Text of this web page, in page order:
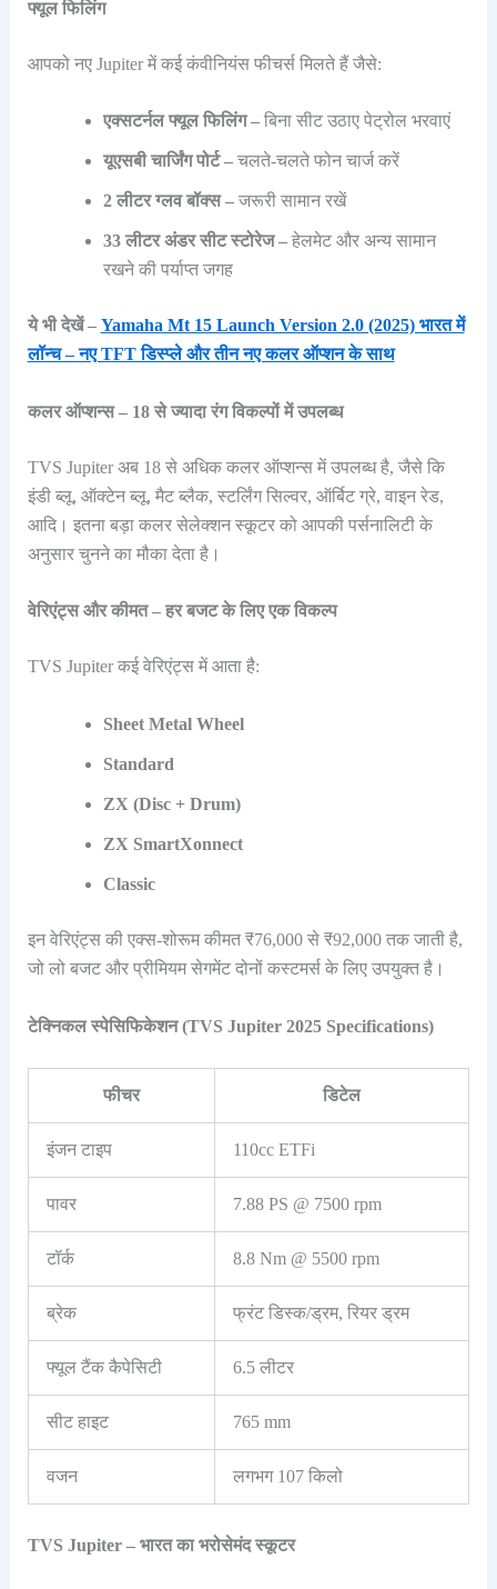
फ्यूल फिलिंग
आपको नए Jupiter में कई कंवीनियंस फीचर्स मिलते हैं जैसे:
एक्सटर्नल फ्यूल फिलिंग –बिना सीट उठाए पेट्रोल भरवाएं
यूएसबी चार्जिंग पोर्ट –चलते-चलते फोन चार्ज करें
2 लीटर ग्लव बॉक्स –जरूरी सामान रखें
33 लीटर अंडर सीट स्टोरेज –हेलमेट और अन्य सामान
रखने की पर्याप्त जगह
ये भी देखें – Yamaha Mt 15 Launch Version 2.0 (2025) भारत में
लॉन्च – नए TFT डिस्प्ले और तीन नए कलर ऑप्शन के साथ
कलर ऑप्शन्स – 18 से ज्यादा रंग विकल्पों में उपलब्ध
TVS Jupiter अब 18 से अधिक कलर ऑप्शन्स में उपलब्ध है, जैसे कि
इंडी ब्लू, ऑक्टेन ब्लू, मैट ब्लैक, स्टर्लिंग सिल्वर, ऑर्बिट ग्रे, वाइन रेड,
आदि। इतना बड़ा कलर सेलेक्शन स्कूटर को आपकी पर्सनालिटी के
अनुसार चुनने का मौका देता है।
वेरिएंट्स और कीमत – हर बजट के लिए एक विकल्प
TVS Jupiter कई वेरिएंट्स में आता है:
Sheet Metal Wheel
Standard
ZX (Disc + Drum)
ZX SmartXonnect
Classic
इन वेरिएंट्स की एक्स-शोरूम कीमत ₹76,000 से ₹92,000 तक जाती है,
जो लो बजट और प्रीमियम सेगमेंट दोनों कस्टमर्स के लिए उपयुक्त है।
टेक्निकल स्पेसिफिकेशन (TVS Jupiter 2025 Specifications)
फीचर डिटेल
इंजन टाइप 110cc ETFi
पावर 7.88 PS @ 7500 rpm
टॉर्क 8.8 Nm @ 5500 rpm
ब्रेक फ्रंट डिस्क/ड्रम, रियर ड्रम
फ्यूल टैंक कैपेसिटी 6.5 लीटर
सीट हाइट 765 mm
वजन लगभग 107 किलो
TVS Jupiter – भारत का भरोसेमंद स्कूटर